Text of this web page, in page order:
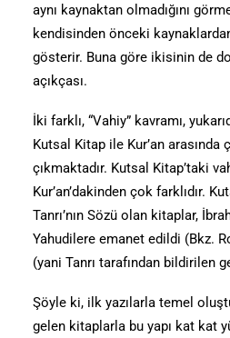
aynı kaynaktan olmadığını
kendisinden önceki
gösterir. Buna göre ikisinin de
açıkçası.
İki farklı, “Vahiy” kavramı,
Kutsal Kitap ile Kur’an
çıkmaktadır. Kutsal Kitap’taki
Kur’an’dakinden çok farklıdır.
Tanrı’nın Sözü olan kitaplar,
Yahudilere emanet edildi (Bkz.
(yani Tanrı tarafından bildirilen
Şöyle ki, ilk yazılarla temel
gelen kitaplarla bu yapı kat kat